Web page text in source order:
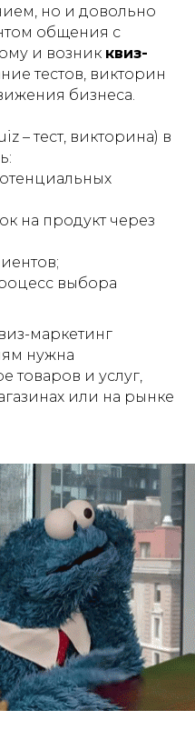
но и довольно
общения с
и возник квиз-
тестов, викторин
бизнеса.
– тест, викторина) в
на продукт через
выбора
маркетинг
нужна
товаров и услуг,
или на рынке